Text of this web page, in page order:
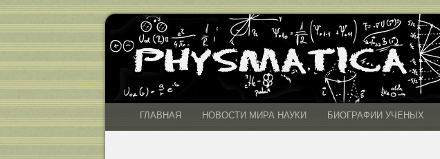
ГЛАВНАЯ НОВОСТИ МИРА НАУКИ БИОГРАФИИ УЧЕНЫХ